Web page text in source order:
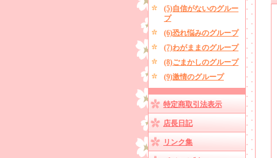
(5)自信がないのグルー
プ
(6)恐れ悩みのグループ
(7)わがままのグループ
(8)ごまかしのグループ
(9)激情のグループ
特定商取引法表示
店長日記
リンク集